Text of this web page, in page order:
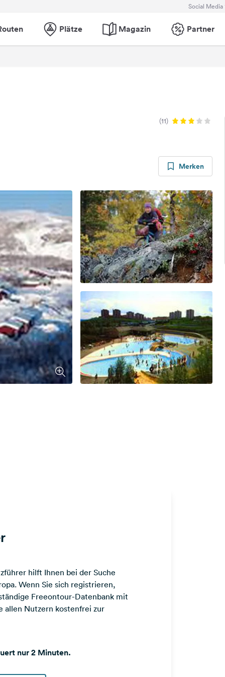
Social Media
Plätze Magazin Partner
(11)
Merken
hilft Ihnen bei der Suche
Wenn Sie sich registrieren,
Freeontour-Datenbank mit
allen Nutzern kostenfrei zur
nur 2 Minuten.